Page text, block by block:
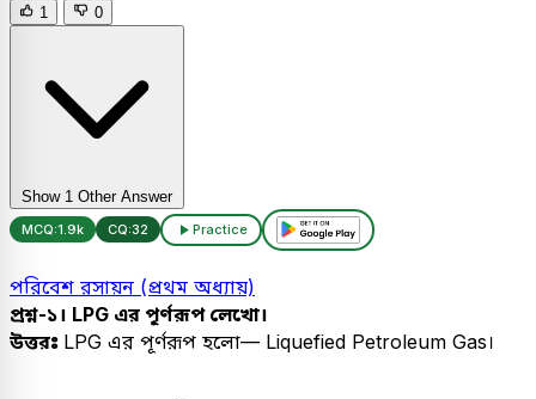
1 0
Show 1 Other Answer
MCQ:1.9k CQ:32 Practice
পরিবেশ রসায়ন (প্রথম অধ্যায়)
প্রশ্ন-১। LPG এর পূর্ণরূপ লেখো।
উত্তরঃ LPG এর পূর্ণরূপ হলো— Liquefied Petroleum Gas।